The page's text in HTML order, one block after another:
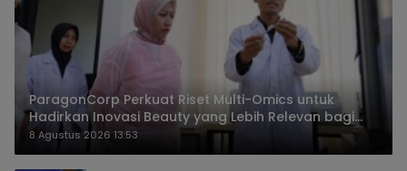
ParagonCorp Perkuat Riset Multi-Omics untuk
Hadirkan Inovasi Beauty yang Lebih Relevan bagi
Masyarakat Indonesia
8 Agustus 2026 13:53